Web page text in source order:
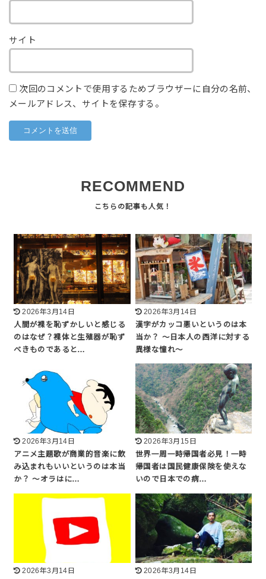
サイト
次回のコメントで使用するためブラウザーに自分の名前、
メールアドレス、サイトを保存する。
RECOMMEND
2026年3月14日
人間が裸を恥ずかしいと感じる
のはなぜ？裸体と生殖器が恥ず
べきものであると…
2026年3月14日
漢字がカッコ悪いというのは本
当か？ 〜日本人の西洋に対する
異様な憧れ〜
2026年3月14日
アニメ主題歌が商業的音楽に飲
み込まれもいいというのは本当
か？ 〜オラはに…
2026年3月15日
世界一周一時帰国者必見！一時
帰国者は国民健康保険を使えな
いので日本での病…
2026年3月14日 2026年3月14日